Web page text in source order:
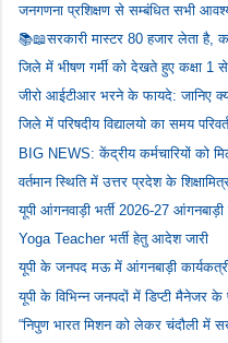
जनगणना प्रशिक्षण से सम्बंधित सभी
📚📖सरकारी मास्टर 80 हजार लेता है,
जिले में भीषण गर्मी को देखते हुए कक्षा
जीरो आईटीआर भरने के फायदे: जानिए
जिले में परिषदीय विद्यालयो का समय
BIG NEWS: केंद्रीय कर्मचारियों को
वर्तमान स्थिति में उत्तर प्रदेश के
यूपी आंगनवाड़ी भर्ती 2026-27 आंगनबाड़ी
Yoga Teacher भर्ती हेतु आदेश जारी
यूपी के जनपद मऊ में आंगनबाड़ी
यूपी के विभिन्न जनपदों में डिप्टी मैनेजर के
“निपुण भारत मिशन को लेकर चंदौली में